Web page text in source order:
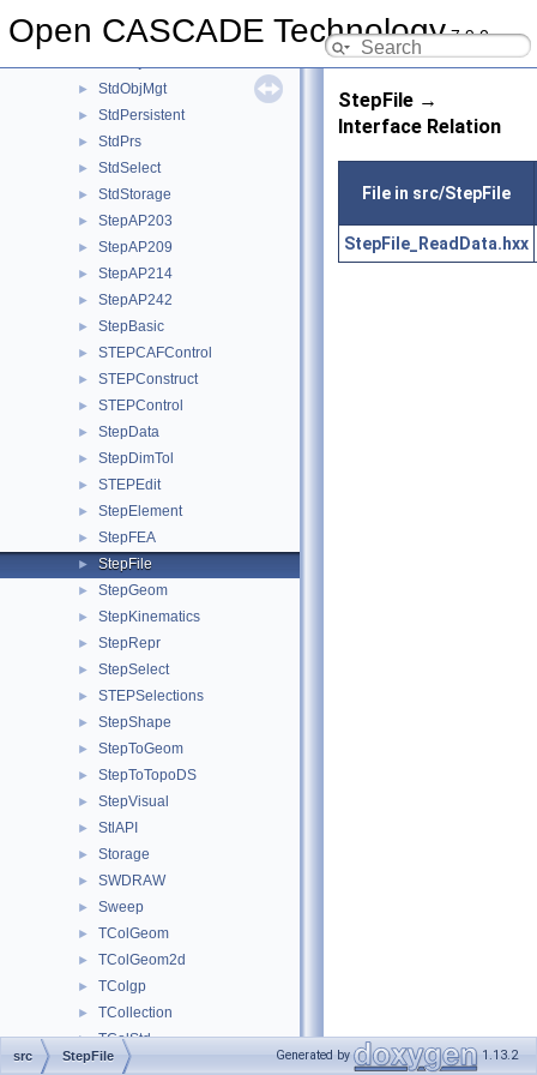
Open CASCADE Technology7.9.0
StdLPersistent
► StdObjMgt
► StdPersistent
► StdPrs
► StdSelect
► StdStorage
► StepAP203
► StepAP209
► StepAP214
► StepAP242
► StepBasic
► STEPCAFControl
► STEPConstruct
► STEPControl
► StepData
► StepDimTol
► STEPEdit
► StepElement
► StepFEA
► StepFile
► StepGeom
► StepKinematics
► StepRepr
► StepSelect
► STEPSelections
► StepShape
► StepToGeom
► StepToTopoDS
► StepVisual
► StlAPI
► Storage
► SWDRAW
► Sweep
► TColGeom
► TColGeom2d
► TColgp
► TCollection
► TColStd
► TDataStd
StepFile →
Interface Relation
File in src/StepFile
StepFile_ReadData.hxx
src StepFile Generated by 1.13.2